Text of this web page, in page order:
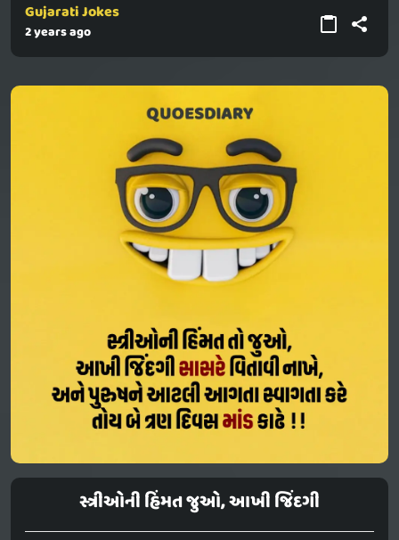
Gujarati Jokes
2 years ago
સ્ત્રીઓની હિંમત જુઓ, આખી જિંદગી